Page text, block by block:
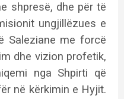
shpresë, dhe për të
ungjillëzues e
Saleziane me forcë
dhe vizion profetik,
nga Shpirti që
në kërkimin e Hyjit.